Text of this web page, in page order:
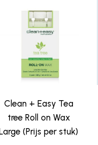
Clean + Easy Tea
tree Roll on Wax
(Prijs per stuk)